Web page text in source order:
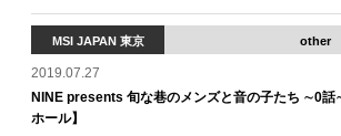
MSI JAPAN 東京 other
2019.07.27
NINE presents 旬な巷のメンズと音の子たち ∼0話
ホール】